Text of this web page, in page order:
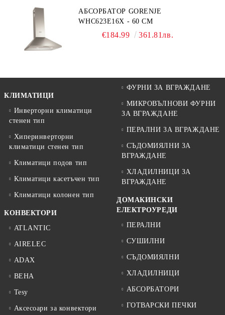
АБСОРБАТОР GORENJE
WHC623E16X - 60 СМ
€184.99 361.81лв.
КЛИМАТИЦИ
Инверторни климатици
стенен тип
Хиперинверторни
климатици стенен тип
Климатици подов тип
Климатици касетъчен тип
Климатици колонен тип
КОНВЕКТОРИ
ATLANTIC
AIRELEC
ADAX
BEHA
Tesy
Аксесоари за конвектори
ФУРНИ ЗА ВГРАЖДАНЕ
МИКРОВЪЛНОВИ ФУРНИ
ЗА ВГРАЖДАНЕ
ПЕРАЛНИ ЗА ВГРАЖДАНЕ
СЪДОМИЯЛНИ ЗА
ВГРАЖДАНЕ
ХЛАДИЛНИЦИ ЗА
ВГРАЖДАНЕ
ДОМАКИНСКИ
ЕЛЕКТРОУРЕДИ
ПЕРАЛНИ
СУШИЛНИ
СЪДОМИЯЛНИ
ХЛАДИЛНИЦИ
АБСОРБАТОРИ
ГОТВАРСКИ ПЕЧКИ